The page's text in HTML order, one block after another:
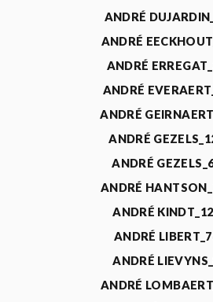
ANDRÉ
ANDRÉ
ANDRÉ
ANDRÉ
ANDRÉ
ANDRÉ
ANDRÉ
ANDRÉ
ANDRÉ
ANDRÉ
ANDRÉ
ANDRÉ